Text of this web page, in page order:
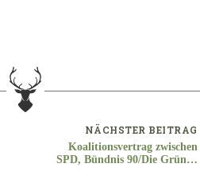
NÄCHSTER BEITRAG
Koalitionsvertrag zwischen
SPD, Bündnis 90/Die Grünen